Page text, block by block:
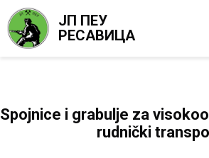
ЈП ПЕУ
РЕСАВИЦА
Spojnice i grabulje za
rudnički